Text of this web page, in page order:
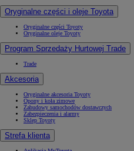
Oryginalne części i oleje Toyota
Oryginalne części Toyoty
Oryginalne oleje Toyoty
Program Sprzedaży Hurtowej Trade
Trade
Akcesoria
Oryginalne akcesoria Toyoty
Opony i koła zimowe
Zabudowy samochodów dostawczych
Zabezpieczenia i alarmy
Sklep Toyoty
Strefa klienta